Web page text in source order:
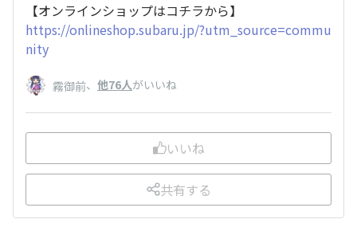
【オンラインショップはコチラから】
https://onlineshop.subaru.jp/?utm_source=commu
nity
霧御前、 他76人がいいね
いいね
共有する